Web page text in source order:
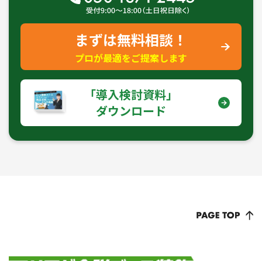
まずは無料相談！
プロが最適をご提案します
｢導入検討資料｣
ダウンロード